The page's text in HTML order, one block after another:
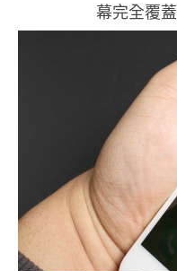
幕完全覆